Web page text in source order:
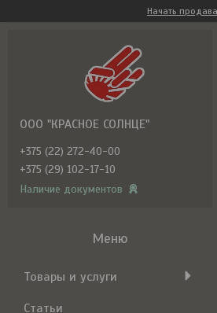
Начать
ООО "КРАСНОЕ СОЛНЦЕ"
+375 (22) 272-40-00
+375 (29) 102-17-10
Наличие документов
Товары и услуги
Статьи